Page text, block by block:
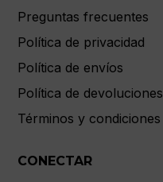
Preguntas frecuentes
Política de privacidad
Política de envíos
Política de devoluciones
Términos y condiciones
CONECTAR